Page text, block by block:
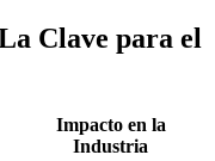
Clave para el
Impacto en la
Industria